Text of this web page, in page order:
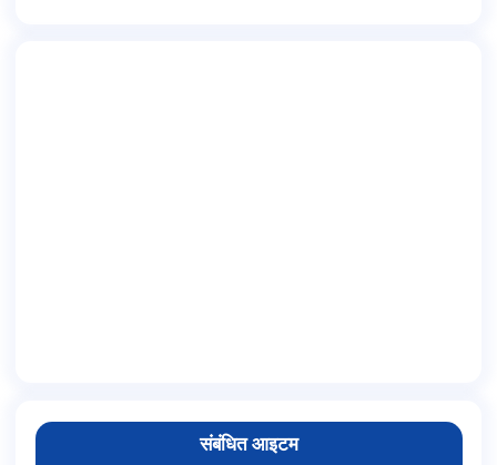
संबंधित आइटम